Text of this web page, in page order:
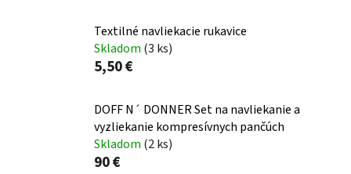
Textilné navliekacie rukavice
Skladom (3 ks)
5,50 €
DOFF N´ DONNER Set na navliekanie a
vyzliekanie kompresívnych pančúch
Skladom (2 ks)
90 €